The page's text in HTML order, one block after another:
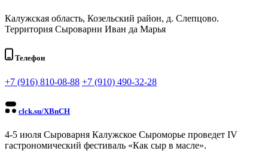
Калужская область, Козельский район, д. Слепцово.
Территория Сыроварни Иван да Марья
Телефон
+7 (916) 810-08-88 +7 (910) 490-32-28
clck.su/XBnCH
4-5 июля Сыроварня Калужское Сыроморье проведет IV
гастрономический фестиваль «Как сыр в масле».